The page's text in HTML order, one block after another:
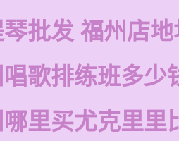
批发 福州店地
歌排练班多少
里买尤克里里